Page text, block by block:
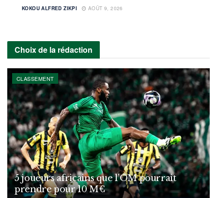
KOKOU ALFRED ZIKPI AOÛT 9, 2026
Choix de la rédaction
CLASSEMENT
5 joueurs africains que l’OM pourrait
prendre pour 10 M€